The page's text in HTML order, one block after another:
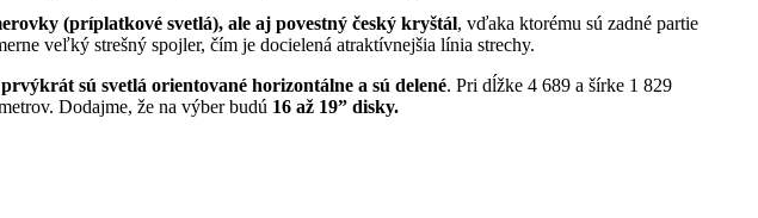
(príplatkové svetlá), ale aj povestný český kryštál, vďaka ktorému sú zadné partie
veľký strešný spojler, čím je docielená atraktívnejšia línia strechy.
prvýkrát sú svetlá orientované horizontálne a sú delené. Pri dĺžke 4 689 a šírke 1 829
Dodajme, že na výber budú 16 až 19” disky.